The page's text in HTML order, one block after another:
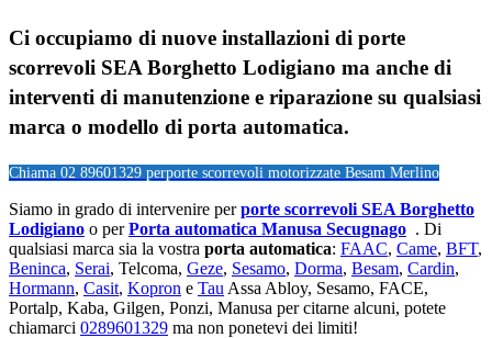
Ci occupiamo di nuove installazioni di porte
scorrevoli SEA Borghetto Lodigiano ma anche di
interventi di manutenzione e riparazione su qualsiasi
marca o modello di porta automatica.
Chiama 02 89601329 perporte scorrevoli motorizzate Besam Merlino
Siamo in grado di intervenire perporte scorrevoli SEA Borghetto
Lodigiano o perPorta automatica Manusa Secugnago . Di
qualsiasi marca sia la vostra porta automatica: FAAC, Came, BFT,
Beninca, Serai, Telcoma, Geze, Sesamo, Dorma, Besam, Cardin,
Hormann, Casit, Kopron e Tau Assa Abloy, Sesamo, FACE,
Portalp, Kaba, Gilgen, Ponzi, Manusa per citarne alcuni, potete
chiamarci 0289601329 ma non ponetevi dei limiti!